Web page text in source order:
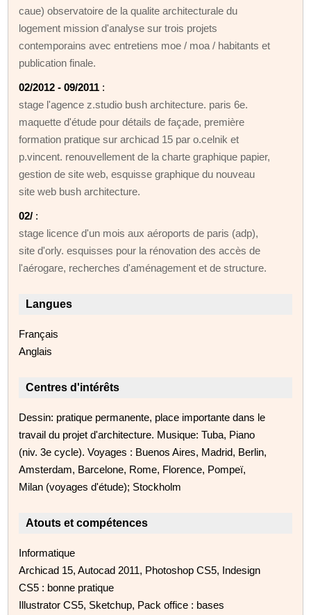
caue) observatoire de la qualite architecturale du
logement mission d'analyse sur trois projets
contemporains avec entretiens moe / moa / habitants et
publication finale.
02/2012 - 09/2011 :
stage l'agence z.studio bush architecture. paris 6e.
maquette d'étude pour détails de façade, première
formation pratique sur archicad 15 par o.celnik et
p.vincent. renouvellement de la charte graphique papier,
gestion de site web, esquisse graphique du nouveau
site web bush architecture.
02/ :
stage licence d'un mois aux aéroports de paris (adp),
site d'orly. esquisses pour la rénovation des accès de
l'aérogare, recherches d'aménagement et de structure.
Langues
Français
Anglais
Centres d'intérêts
Dessin: pratique permanente, place importante dans le
travail du projet d'architecture. Musique: Tuba, Piano
(niv. 3e cycle). Voyages : Buenos Aires, Madrid, Berlin,
Amsterdam, Barcelone, Rome, Florence, Pompeï,
Milan (voyages d'étude); Stockholm
Atouts et compétences
Informatique
Archicad 15, Autocad 2011, Photoshop CS5, Indesign
CS5 : bonne pratique
Illustrator CS5, Sketchup, Pack office : bases